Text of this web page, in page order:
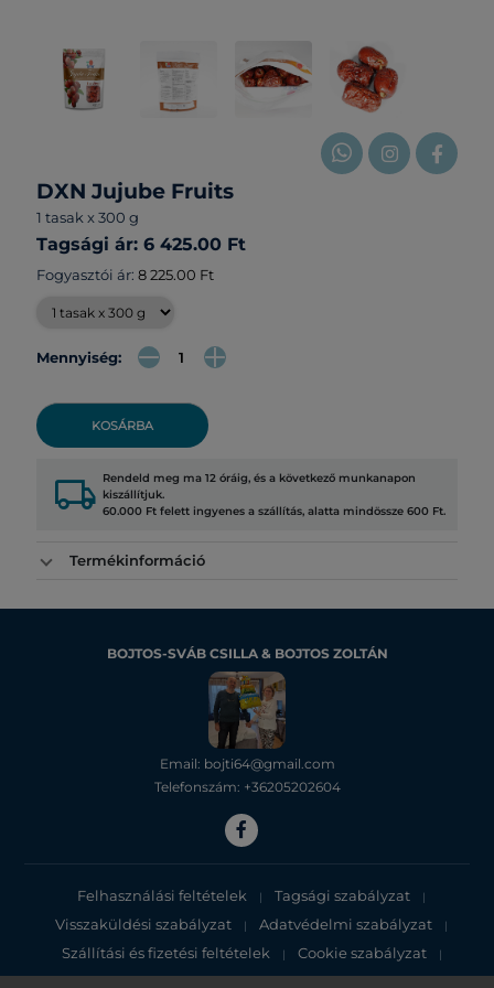
DXN Jujube Fruits
1 tasak x 300 g
Tagsági ár: 6 425.00 Ft
Fogyasztói ár: 8 225.00 Ft
Mennyiség:
KOSÁRBA
local_shipping Rendeld meg ma 12 óráig, és a következő munkanapon
kiszállítjuk.
60.000 Ft felett ingyenes a szállítás, alatta mindössze 600 Ft.
Termékinformáció
BOJTOS-SVÁB CSILLA & BOJTOS ZOLTÁN
Email: bojti64@gmail.com
Telefonszám: +36205202604
Felhasználási feltételek | Tagsági szabályzat |
Visszaküldési szabályzat | Adatvédelmi szabályzat |
Szállítási és fizetési feltételek | Cookie szabályzat |
Adatvédelmi tájékoztató